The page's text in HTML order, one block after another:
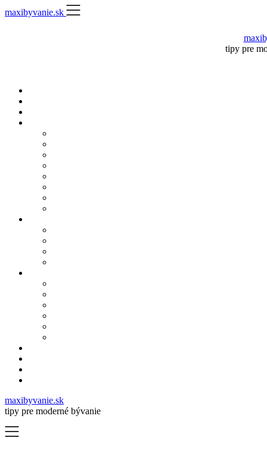
Skip
to
maxibyvanie.sk
tipy pre
maxibyvanie.sk
tipy pre moderné bývanie